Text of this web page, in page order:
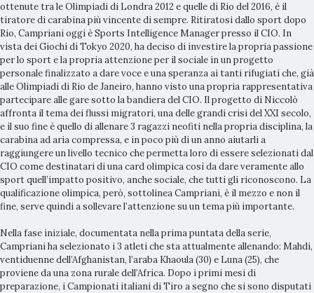
ottenute tra le Olimpiadi di Londra 2012 e quelle di Rio del 2016, è il
tiratore di carabina più vincente di sempre. Ritiratosi dallo sport dopo
Rio, Campriani oggi è Sports Intelligence Manager presso il CIO. In
vista dei Giochi di Tokyo 2020, ha deciso di investire la propria passione
per lo sport e la propria attenzione per il sociale in un progetto
personale finalizzato a dare voce e una speranza ai tanti rifugiati che, già
alle Olimpiadi di Rio de Janeiro, hanno visto una propria rappresentativa
partecipare alle gare sotto la bandiera del CIO. Il progetto di Niccolò
affronta il tema dei flussi migratori, una delle grandi crisi del XXI secolo,
e il suo fine è quello di allenare 3 ragazzi neofiti nella propria disciplina, la
carabina ad aria compressa, e in poco più di un anno aiutarli a
raggiungere un livello tecnico che permetta loro di essere selezionati dal
CIO come destinatari di una card olimpica così da dare veramente allo
sport quell’impatto positivo, anche sociale, che tutti gli riconoscono. La
qualificazione olimpica, però, sottolinea Campriani, è il mezzo e non il
fine, serve quindi a sollevare l’attenzione su un tema più importante.
Nella fase iniziale, documentata nella prima puntata della serie,
Campriani ha selezionato i 3 atleti che sta attualmente allenando: Mahdi,
ventiduenne dell’Afghanistan, l’araba Khaoula (30) e Luna (25), che
proviene da una zona rurale dell’Africa. Dopo i primi mesi di
preparazione, i Campionati italiani di Tiro a segno che si sono disputati